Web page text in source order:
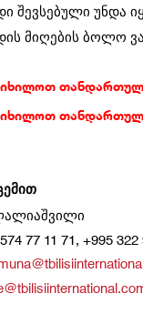
შევსებული უნდა
მიღების ბოლო
574 77 11 71, +995